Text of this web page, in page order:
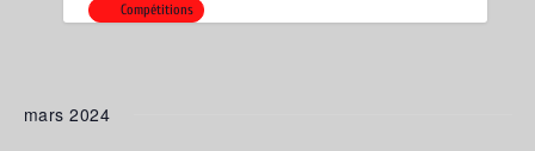
Compétitions
mars 2024